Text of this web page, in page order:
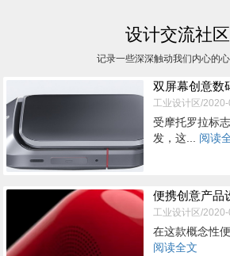
设计交流社区
记录一些深深触动我们内心的
双屏幕创意数
工业设计区/
受摩托罗拉标
发，这... 阅读
便携创意产品
工业设计区/
在这款概念性
阅读全文